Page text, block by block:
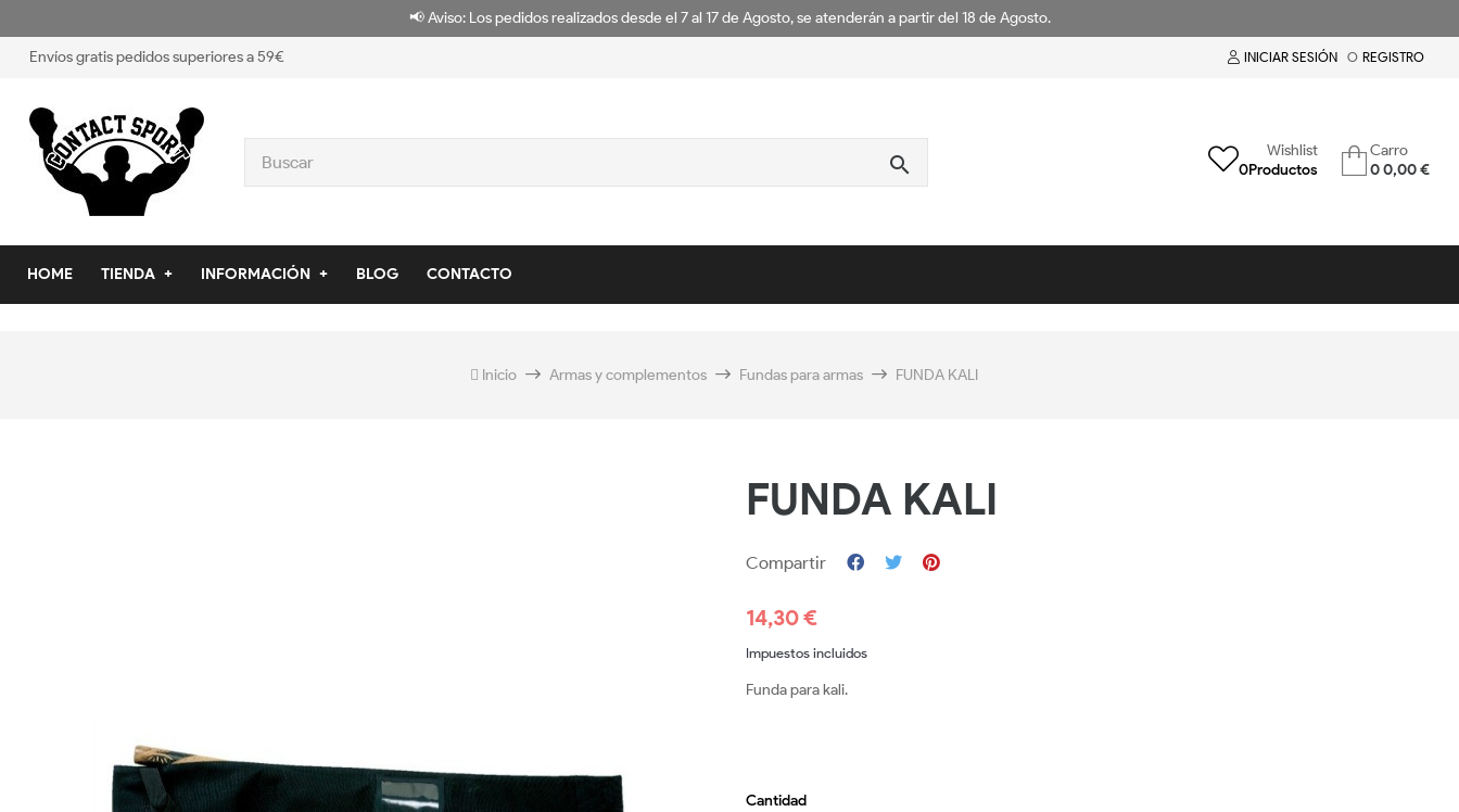
📢 Aviso: Los pedidos realizados desde el 7 al 17 de Agosto, se atenderán a partir del 18 de Agosto.
Envíos gratis pedidos superiores a 59€ INICIAR SESIÓN O REGISTRO
search
Wishlist
0Productos
Carro
00,00 €
HOME TIENDA INFORMACIÓN BLOG CONTACTO
Inicio Armas y complementos Fundas para armas FUNDA KALI
FUNDA KALI
Compartir
14,30 €
Impuestos incluidos
Funda para kali.
Cantidad